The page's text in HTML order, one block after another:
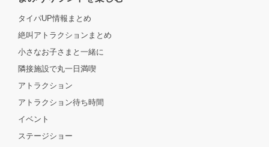
タイパUP情報まとめ
絶叫アトラクションまとめ
小さなお子さまと一緒に
隣接施設で丸一日満喫
アトラクション
アトラクション待ち時間
イベント
ステージショー